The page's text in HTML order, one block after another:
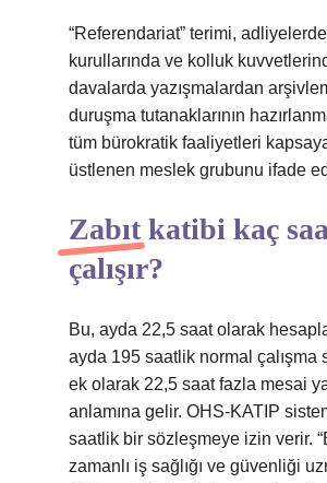
“Referendariat” terimi,
kurullarında ve kolluk
davalarda yazışmalardan
duruşma tutanaklarının
tüm bürokratik faaliyetleri
üstlenen meslek grubunu ifade
Zabıt katibi kaç
çalışır?
Bu, ayda 22,5 saat olarak
ayda 195 saatlik normal çalışma
ek olarak 22,5 saat fazla mesai
anlamına gelir. OHS-KATIP
saatlik bir sözleşmeye izin verir.
zamanlı iş sağlığı ve güvenliği